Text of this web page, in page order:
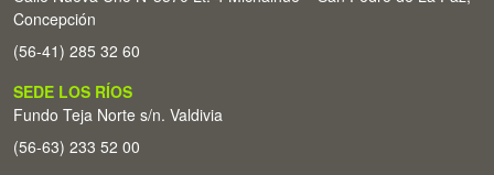
Concepción
(56-41) 285 32 60
SEDE LOS RÍOS
Fundo Teja Norte s/n. Valdivia
(56-63) 233 52 00